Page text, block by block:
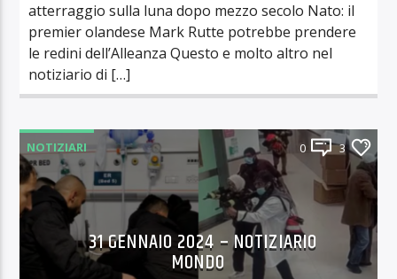
atterraggio sulla luna dopo mezzo secolo Nato: il
premier olandese Mark Rutte potrebbe prendere
le redini dell’Alleanza Questo e molto altro nel
notiziario di […]
NOTIZIARI 0 3
31 GENNAIO 2024 – NOTIZIARIO
MONDO